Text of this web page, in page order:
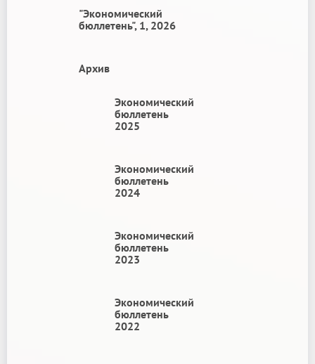
"Экономический
бюллетень", 1, 2026
Архив
Экономический
бюллетень
2025
Экономический
бюллетень
2024
Экономический
бюллетень
2023
Экономический
бюллетень
2022